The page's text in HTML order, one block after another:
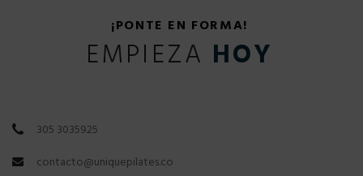
¡PONTE EN FORMA!
EMPIEZA HOY
305 3035925
contacto@uniquepilates.co